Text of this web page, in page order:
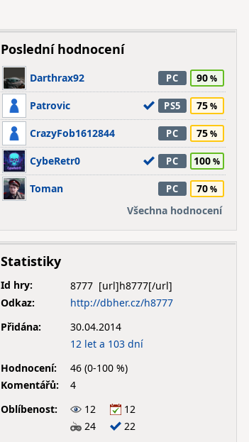
Poslední hodnocení
Darthrax92 PC 90
Patrovic PS5 75
CrazyFob1612844 PC 75
CybeRetr0 PC 100
Toman PC
70
Všechna hodnocení
Statistiky
Id hry:
8777
Odkaz:
http://dbher.cz/h8777
Přidána:
30.04.2014
12 let a 103 dní
Hodnocení:
46 (0-100 %)
Komentářů:
4
Oblíbenost:
12
12
24
22